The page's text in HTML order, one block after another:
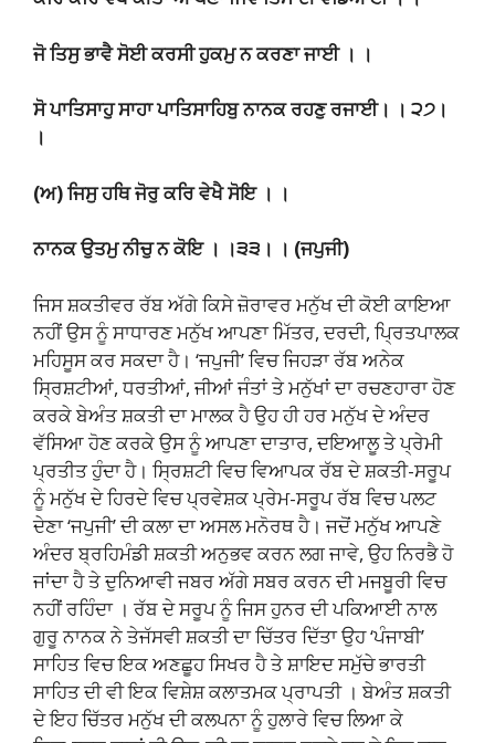
ਜੋ ਤਿਸੁ ਭਾਵੈ ਸੋਈ ਕਰਸੀ ਹੁਕਮੁ ਨ ਕਰਣਾ ਜਾਈ । ।
ਸੋ ਪਾਤਿਸਾਹੁ ਸਾਹਾ ਪਾਤਿਸਾਹਿਬੁ ਨਾਨਕ ਰਹਣੁ ਰਜਾਈ। । ੨੭।
।
(ਅ) ਜਿਸੁ ਹਥਿ ਜੋਰੁ ਕਰਿ ਵੇਖੈ ਸੋਇ । ।
ਨਾਨਕ ਉਤਮੁ ਨੀਚੁ ਨ ਕੋਇ । ।੩੩। । (ਜਪੁਜੀ)
ਜਿਸ ਸ਼ਕਤੀਵਰ ਰੱਬ ਅੱਗੇ ਕਿਸੇ ਜ਼ੋਰਾਵਰ ਮਨੁੱਖ ਦੀ ਕੋਈ ਕਾਇਆ
ਨਹੀਂ ਉਸ ਨੂੰ ਸਾਧਾਰਣ ਮਨੁੱਖ ਆਪਣਾ ਮਿੱਤਰ, ਦਰਦੀ, ਪ੍ਰਿਤਪਾਲਕ
ਮਹਿਸੂਸ ਕਰ ਸਕਦਾ ਹੈ। ‘ਜਪੁਜੀ’ ਵਿਚ ਜਿਹੜਾ ਰੱਬ ਅਨੇਕ
ਸ੍ਰਿਸ਼ਟੀਆਂ, ਧਰਤੀਆਂ, ਜੀਆਂ ਜੰਤਾਂ ਤੇ ਮਨੁੱਖਾਂ ਦਾ ਰਚਣਹਾਰਾ ਹੋਣ
ਕਰਕੇ ਬੇਅੰਤ ਸ਼ਕਤੀ ਦਾ ਮਾਲਕ ਹੈ ਉਹ ਹੀ ਹਰ ਮਨੁੱਖ ਦੇ ਅੰਦਰ
ਵੱਸਿਆ ਹੋਣ ਕਰਕੇ ਉਸ ਨੂੰ ਆਪਣਾ ਦਾਤਾਰ, ਦਇਆਲੂ ਤੇ ਪ੍ਰੇਮੀ
ਪ੍ਰਤੀਤ ਹੁੰਦਾ ਹੈ। ਸ੍ਰਿਸ਼ਟੀ ਵਿਚ ਵਿਆਪਕ ਰੱਬ ਦੇ ਸ਼ਕਤੀ-ਸਰੂਪ
ਨੂੰ ਮਨੁੱਖ ਦੇ ਹਿਰਦੇ ਵਿਚ ਪ੍ਰਵੇਸ਼ਕ ਪ੍ਰੇਮ-ਸਰੂਪ ਰੱਬ ਵਿਚ ਪਲਟ
ਦੇਣਾ ‘ਜਪੁਜੀ’ ਦੀ ਕਲਾ ਦਾ ਅਸਲ ਮਨੋਰਥ ਹੈ। ਜਦੋਂ ਮਨੁੱਖ ਆਪਣੇ
ਅੰਦਰ ਬ੍ਰਹਿਮੰਡੀ ਸ਼ਕਤੀ ਅਨੁਭਵ ਕਰਨ ਲਗ ਜਾਵੇ, ਉਹ ਨਿਰਭੈ ਹੋ
ਜਾਂਦਾ ਹੈ ਤੇ ਦੁਨਿਆਵੀ ਜਬਰ ਅੱਗੇ ਸਬਰ ਕਰਨ ਦੀ ਮਜਬੂਰੀ ਵਿਚ
ਨਹੀਂ ਰਹਿੰਦਾ । ਰੱਬ ਦੇ ਸਰੂਪ ਨੂੰ ਜਿਸ ਹੁਨਰ ਦੀ ਪਕਿਆਈ ਨਾਲ
ਗੁਰੂ ਨਾਨਕ ਨੇ ਤੇਜੱਸਵੀ ਸ਼ਕਤੀ ਦਾ ਚਿੱਤਰ ਦਿੱਤਾ ਉਹ ‘ਪੰਜਾਬੀ’
ਸਾਹਿਤ ਵਿਚ ਇਕ ਅਣਛੂਹ ਸਿਖਰ ਹੈ ਤੇ ਸ਼ਾਇਦ ਸਮੁੱਚੇ ਭਾਰਤੀ
ਸਾਹਿਤ ਦੀ ਵੀ ਇਕ ਵਿਸ਼ੇਸ਼ ਕਲਾਤਮਕ ਪ੍ਰਾਪਤੀ । ਬੇਅੰਤ ਸ਼ਕਤੀ
ਦੇ ਇਹ ਚਿੱਤਰ ਮਨੁੱਖ ਦੀ ਕਲਪਨਾ ਨੂੰ ਹੁਲਾਰੇ ਵਿਚ ਲਿਆ ਕੇ